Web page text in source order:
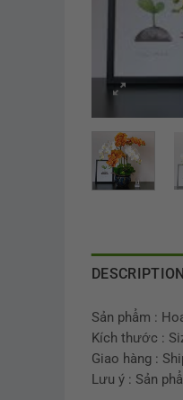
DESCRIPTION
Sản phẩm :
Kích thước :
Giao hàng :
Lưu ý : Sản